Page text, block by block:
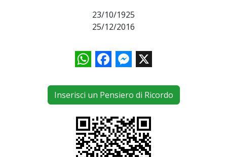
23/10/1925
25/12/2016
WhatsAppFacebookMessenger
X
Inserisci un Pensiero di Ricordo